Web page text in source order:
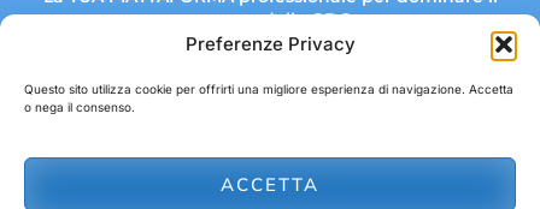
Preferenze Privacy
Questo sito utilizza cookie per offrirti una migliore esperienza di navigazione. Accetta
o nega il consenso.
ACCETTA
mercato della GDO.
Link rapidi:
abbonamenti@gdodata.it